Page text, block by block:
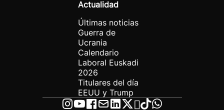
Actualidad
Últimas noticias
Guerra de
Ucrania
Calendario
Laboral Euskadi
2026
Titulares del día
EEUU y Trump